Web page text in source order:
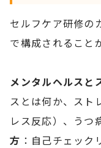
セルフケア研修の
で構成されること
メンタルヘルスと
スとは何か、スト
レス反応）、うつ
方 ：自己チェック